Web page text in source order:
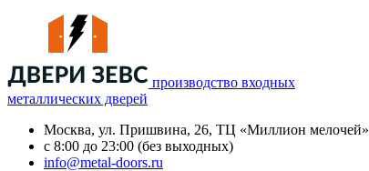
производство входных
металлических дверей
Москва, ул. Пришвина, 26, ТЦ «Миллион мелочей»
с 8:00 до 23:00 (без выходных)
info@metal-doors.ru